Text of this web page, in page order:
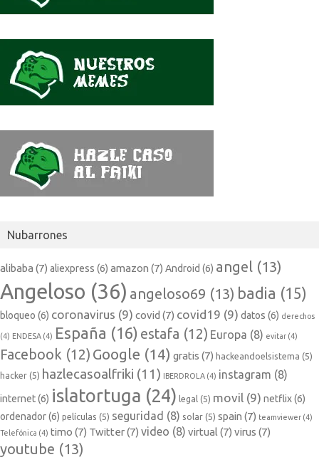
Nubarrones
alibaba (7) aliexpress (6) amazon (7) Android (6) angel (13)
Angeloso (36) angeloso69 (13) badia (15)
bloqueo (6) coronavirus (9) covid (7) covid19 (9) datos (6) derechos
(4) ENDESA (4) España (16) estafa (12) Europa (8) evitar (4)
Facebook (12) Google (14) gratis (7) hackeandoelsistema (5)
hacker (5) hazlecasoalfriki (11) IBERDROLA (4) instagram (8)
internet(6) islatortuga (24) legal (5) movil (9) netflix(6)
ordenador(6) películas (5) seguridad (8) solar (5) spain (7) teamviewer (4)
Telefónica (4) timo (7) Twitter(7) video (8) virtual (7) virus (7)
youtube (13)